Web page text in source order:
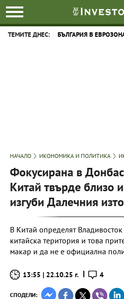
ТЕМИТЕ ДНЕС: БЪЛГАРИЯ В
НАЧАЛО ИКОНОМИКА И ПОЛИТИКА
Фокусирана в
Китай твърде близо
изгуби Далечния
В Китай определят
китайска територия и това
макар и да не е официална
13:55 | 22.10.25 г. 4
СПОДЕЛИ: